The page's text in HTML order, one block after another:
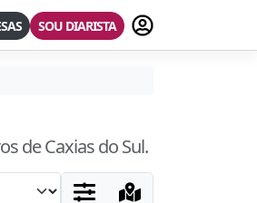
SOU DIARISTA Fazer login
de Caxias do Sul.